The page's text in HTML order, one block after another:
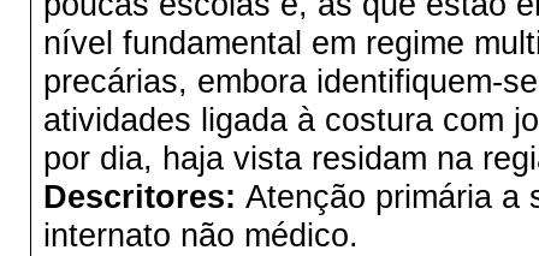
nível fundamental em regime
precárias, embora identifiquem-
atividades ligada à costura com
por dia, haja vista residam na
Descritores: Atenção primária a
internato não médico.